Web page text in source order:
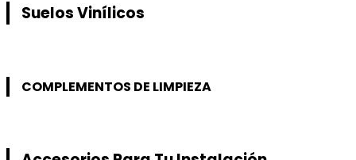
Suelos Vinílicos
COMPLEMENTOS DE LIMPIEZA